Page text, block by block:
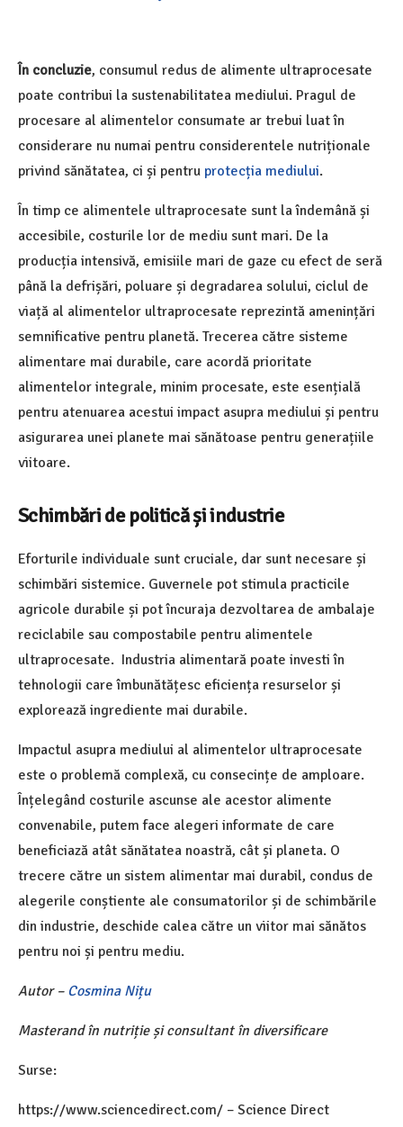
În concluzie, consumul redus de alimente ultraprocesate
poate contribui la sustenabilitatea mediului. Pragul de
procesare al alimentelor consumate ar trebui luat în
considerare nu numai pentru considerentele nutriționale
privind sănătatea, ci și pentru protecția mediului.
În timp ce alimentele ultraprocesate sunt la îndemână și
accesibile, costurile lor de mediu sunt mari. De la
producția intensivă, emisiile mari de gaze cu efect de seră
până la defrișări, poluare și degradarea solului, ciclul de
viață al alimentelor ultraprocesate reprezintă amenințări
semnificative pentru planetă. Trecerea către sisteme
alimentare mai durabile, care acordă prioritate
alimentelor integrale, minim procesate, este esențială
pentru atenuarea acestui impact asupra mediului și pentru
asigurarea unei planete mai sănătoase pentru generațiile
viitoare.
Schimbări de politică și industrie
Eforturile individuale sunt cruciale, dar sunt necesare și
schimbări sistemice. Guvernele pot stimula practicile
agricole durabile și pot încuraja dezvoltarea de ambalaje
reciclabile sau compostabile pentru alimentele
ultraprocesate. Industria alimentară poate investi în
tehnologii care îmbunătățesc eficiența resurselor și
explorează ingrediente mai durabile.
Impactul asupra mediului al alimentelor ultraprocesate
este o problemă complexă, cu consecințe de amploare.
Înțelegând costurile ascunse ale acestor alimente
convenabile, putem face alegeri informate de care
beneficiază atât sănătatea noastră, cât și planeta. O
trecere către un sistem alimentar mai durabil, condus de
alegerile conștiente ale consumatorilor și de schimbările
din industrie, deschide calea către un viitor mai sănătos
pentru noi și pentru mediu.
Autor – Cosmina Nițu
Masterand în nutriție și consultant în diversificare
Surse:
https://www.sciencedirect.com/ – Science Direct